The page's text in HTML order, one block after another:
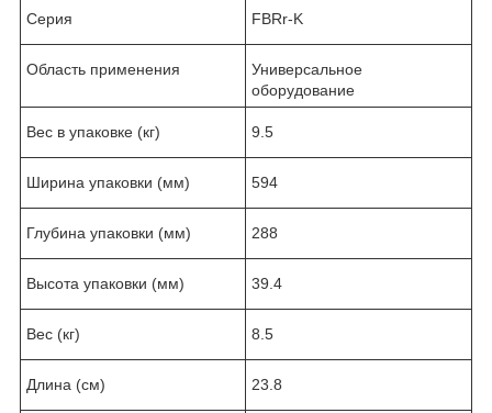
Серия FBRr-K
Область применения
Универсальное
оборудование
Вес в упаковке (кг) 9.5
Ширина упаковки (мм) 594
Глубина упаковки (мм) 288
Высота упаковки (мм) 39.4
Вес (кг) 8.5
Длина (см) 23.8